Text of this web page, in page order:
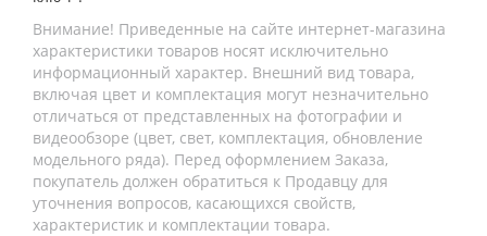
Внимание! Приведенные на сайте интернет-магазина
характеристики товаров носят исключительно
информационный характер. Внешний вид товара,
включая цвет и комплектация могут незначительно
отличаться от представленных на фотографии и
видеообзоре (цвет, свет, комплектация, обновление
модельного ряда). Перед оформлением Заказа,
покупатель должен обратиться к Продавцу для
уточнения вопросов, касающихся свойств,
характеристик и комплектации товара.